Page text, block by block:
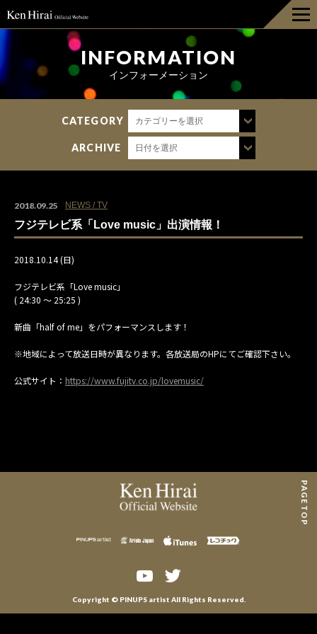
INFORMATION
DISCOGRAPHY
BIOGRAPHY
GOODS
FAN CLUB
MAIL MAGAZINE
CONTACT
INFORMATION
インフォーメーション
CATEGORY カテゴリーを選択
ARCHIVE 日付を選択
2018.09.25 NEWS / TV
フジテレビ系「Love music」出演情報！
2018.10.14 (日)
フジテレビ系「Love music」
( 24:30 ～ 25:25 )
新曲「half of me」をパフォーマンスします！
※地域によって放送日時が異なります。各放送局のHPにてご確認下さい。
公式サイト： https://www.fujitv.co.jp/lovemusic/
PAGE TOP
Copyright © PINUPS artist All Rights Reserved.